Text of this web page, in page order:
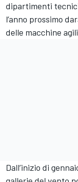
dipartimenti
l’anno prossimo
delle macchine
Dall’inizio di